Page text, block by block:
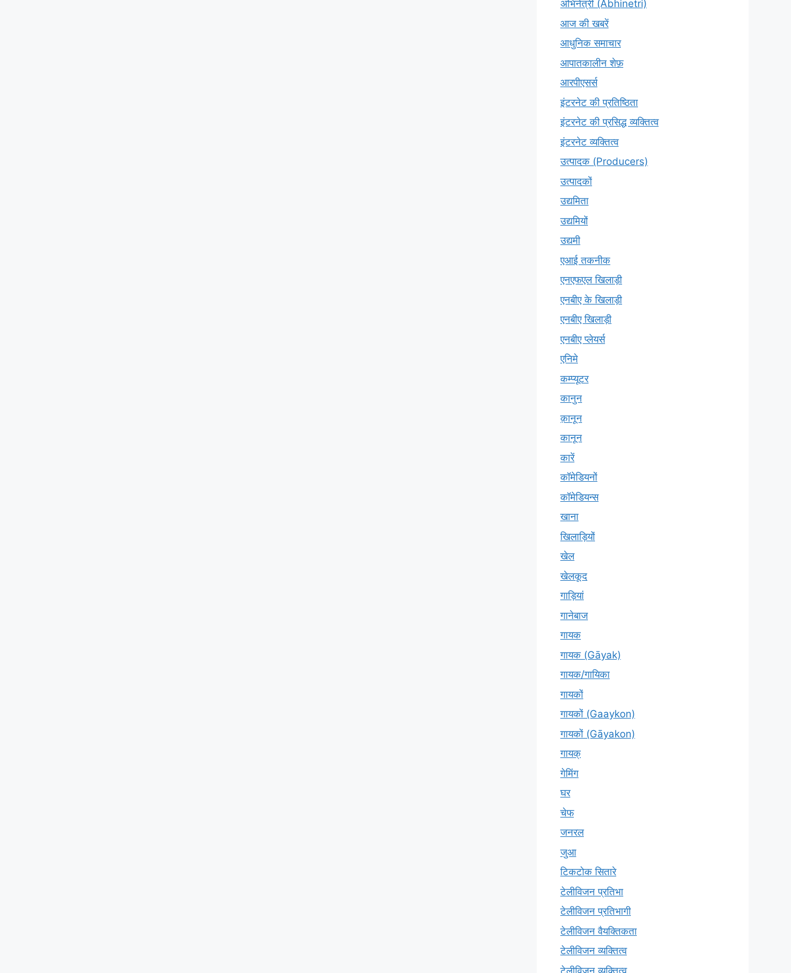
अभिनेत्री (Abhinetri)
आज की खबरें
आधुनिक समाचार
आपातकालीन शेफ़
आरपीएसर्स
इंटरनेट की प्रतिष्ठिता
इंटरनेट की प्रसिद्ध व्यक्तित्व
इंटरनेट व्यक्तित्व
उत्पादक (Producers)
उत्पादकों
उद्यमिता
उद्यमियों
उद्यमी
एआई तकनीक
एनएफएल खिलाड़ी
एनबीए के खिलाड़ी
एनबीए खिलाड़ी
एनबीए प्लेयर्स
एनिमे
कम्प्यूटर
कानुन
क़ानून
कानून
कारें
कॉमेडियनों
कॉमेडियन्स
खाना
खिलाड़ियों
खेल
खेलकूद
गाड़ियां
गानेबाज
गायक
गायक (Gāyak)
गायक/गायिका
गायकों
गायकों (Gaaykon)
गायकों (Gāyakon)
गायक्
गेमिंग
घर
चेफ
जनरल
जुआ
टिकटोक सितारे
टेलीविजन प्रतिभा
टेलीविजन प्रतिभागी
टेलीविजन वैयक्तिकता
टेलीविजन व्यक्तित्व
टेलीविज़न व्यक्तित्व